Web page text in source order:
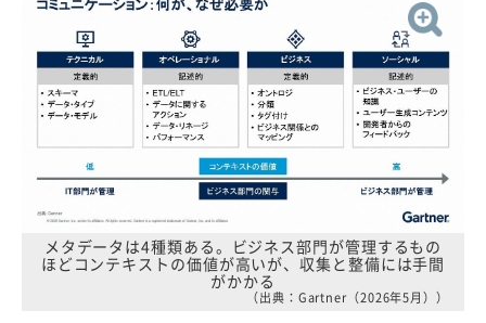
メタデータは4種類ある。ビジネス部門が管理するもの
ほどコンテキストの価値が高いが、収集と整備には手間
がかかる
（出典：Gartner（2026年5月））